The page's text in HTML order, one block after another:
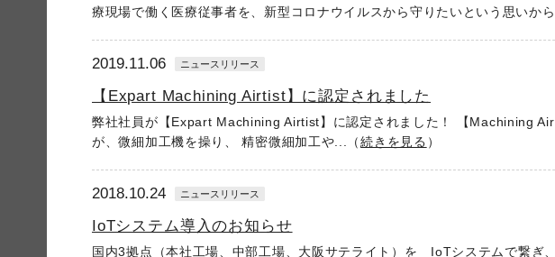
療現場で働く医療従事者を、新型コロナウイルスから守りたいという思いか
2019.11.06 ニュースリリース
【Expart Machining Airtist】に認定されました
弊社社員が【Expart Machining Airtist】に認定されました！ 【Machining
が、微細加工機を操り、 精密微細加工や...（続きを見る ）
2018.10.24 ニュースリリース
IoTシステム導入のお知らせ
国内3拠点（本社工場、中部工場、大阪サテライト）を IoTシステムで繋ぎ